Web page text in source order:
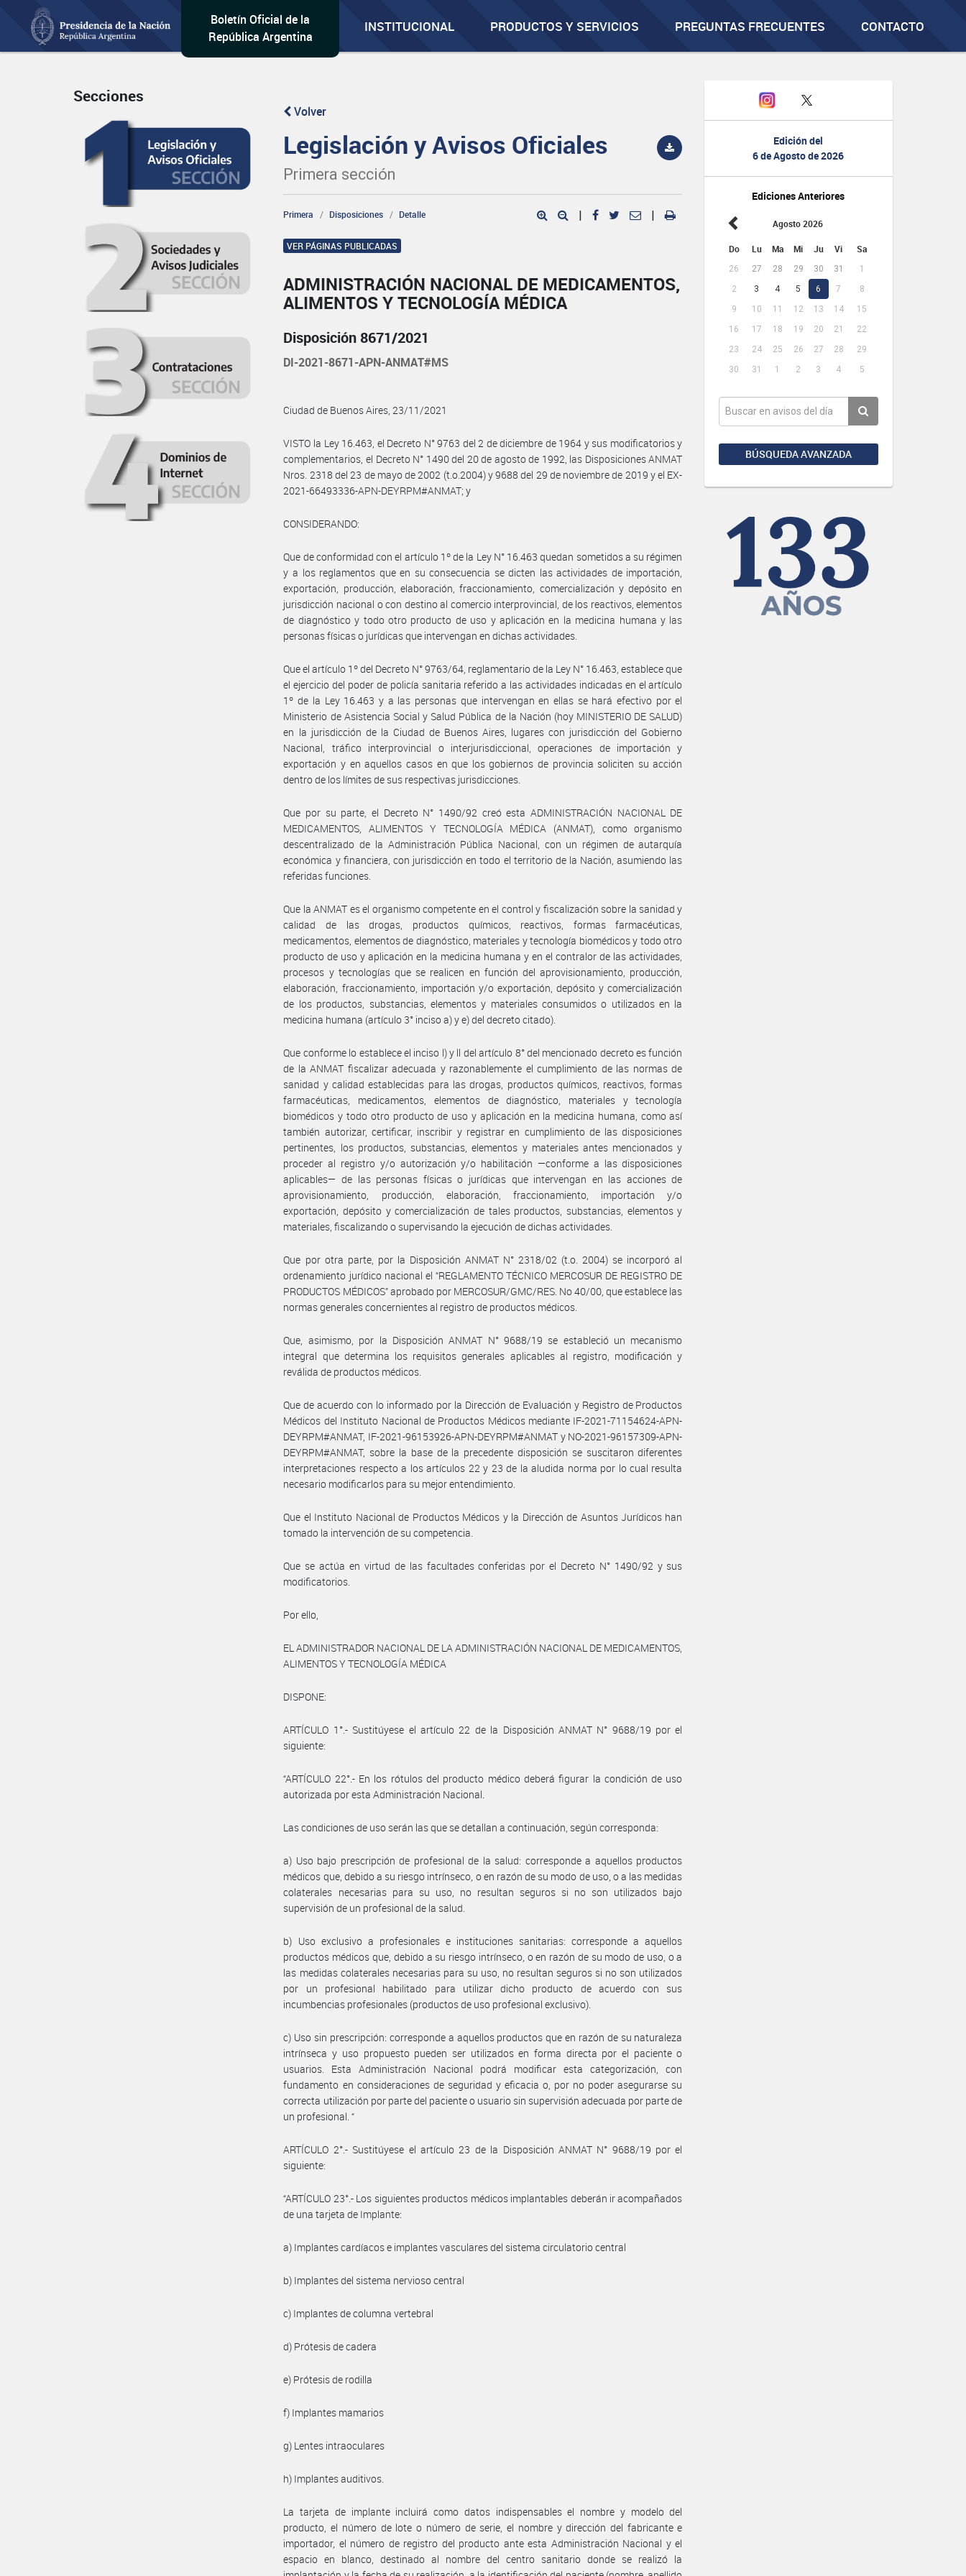
Boletín Oficial de la
República Argentina
INSTITUCIONAL PRODUCTOS Y SERVICIOS PREGUNTAS FRECUENTES CONTACTO
Edición del
6 de Agosto de 2026
Ediciones Anteriores
Agosto 2026
Do Lu Ma Mi Ju Vi Sa
26 27 28 29 30 31
1
2
3 4 5 6 7
8
9
10 11 12 13 14
15
16
17 18 19 20 21
22
23
24 25 26 27 28
29
30
31 1 2 3 4 5
BÚSQUEDA AVANZADA
Secciones
Volver
Legislación y Avisos Oficiales
Primera sección
Primera Disposiciones Detalle | |
VER PÁGINAS PUBLICADAS
ADMINISTRACIÓN NACIONAL DE MEDICAMENTOS,
ALIMENTOS Y TECNOLOGÍA MÉDICA
Disposición 8671/2021
DI-2021-8671-APN-ANMAT#MS
Ciudad de Buenos Aires, 23/11/2021
VISTO la Ley 16.463, el Decreto N° 9763 del 2 de diciembre de 1964 y sus modificatorios y
complementarios, el Decreto N° 1490 del 20 de agosto de 1992, las Disposiciones ANMAT
Nros. 2318 del 23 de mayo de 2002 (t.o.2004) y 9688 del 29 de noviembre de 2019 y el EX-
2021-66493336-APN-DEYRPM#ANMAT; y
CONSIDERANDO:
Que de conformidad con el artículo 1º de la Ley N° 16.463 quedan sometidos a su régimen
y a los reglamentos que en su consecuencia se dicten las actividades de importación,
exportación, producción, elaboración, fraccionamiento, comercialización y depósito en
jurisdicción nacional o con destino al comercio interprovincial, de los reactivos, elementos
de diagnóstico y todo otro producto de uso y aplicación en la medicina humana y las
personas físicas o jurídicas que intervengan en dichas actividades.
Que el artículo 1º del Decreto N° 9763/64, reglamentario de la Ley N° 16.463, establece que
el ejercicio del poder de policía sanitaria referido a las actividades indicadas en el artículo
1º de la Ley 16.463 y a las personas que intervengan en ellas se hará efectivo por el
Ministerio de Asistencia Social y Salud Pública de la Nación (hoy MINISTERIO DE SALUD)
en la jurisdicción de la Ciudad de Buenos Aires, lugares con jurisdicción del Gobierno
Nacional, tráfico interprovincial o interjurisdiccional, operaciones de importación y
exportación y en aquellos casos en que los gobiernos de provincia soliciten su acción
dentro de los límites de sus respectivas jurisdicciones.
Que por su parte, el Decreto N° 1490/92 creó esta ADMINISTRACIÓN NACIONAL DE
MEDICAMENTOS, ALIMENTOS Y TECNOLOGÍA MÉDICA (ANMAT), como organismo
descentralizado de la Administración Pública Nacional, con un régimen de autarquía
económica y financiera, con jurisdicción en todo el territorio de la Nación, asumiendo las
referidas funciones.
Que la ANMAT es el organismo competente en el control y fiscalización sobre la sanidad y
calidad de las drogas, productos químicos, reactivos, formas farmacéuticas,
medicamentos, elementos de diagnóstico, materiales y tecnología biomédicos y todo otro
producto de uso y aplicación en la medicina humana y en el contralor de las actividades,
procesos y tecnologías que se realicen en función del aprovisionamiento, producción,
elaboración, fraccionamiento, importación y/o exportación, depósito y comercialización
de los productos, substancias, elementos y materiales consumidos o utilizados en la
medicina humana (artículo 3° inciso a) y e) del decreto citado).
Que conforme lo establece el inciso l) y ll del artículo 8° del mencionado decreto es función
de la ANMAT fiscalizar adecuada y razonablemente el cumplimiento de las normas de
sanidad y calidad establecidas para las drogas, productos químicos, reactivos, formas
farmacéuticas, medicamentos, elementos de diagnóstico, materiales y tecnología
biomédicos y todo otro producto de uso y aplicación en la medicina humana, como así
también autorizar, certificar, inscribir y registrar en cumplimiento de las disposiciones
pertinentes, los productos, substancias, elementos y materiales antes mencionados y
proceder al registro y/o autorización y/o habilitación —conforme a las disposiciones
aplicables— de las personas físicas o jurídicas que intervengan en las acciones de
aprovisionamiento, producción, elaboración, fraccionamiento, importación y/o
exportación, depósito y comercialización de tales productos, substancias, elementos y
materiales, fiscalizando o supervisando la ejecución de dichas actividades.
Que por otra parte, por la Disposición ANMAT N° 2318/02 (t.o. 2004) se incorporó al
ordenamiento jurídico nacional el “REGLAMENTO TÉCNICO MERCOSUR DE REGISTRO DE
PRODUCTOS MÉDICOS” aprobado por MERCOSUR/GMC/RES. No 40/00, que establece las
normas generales concernientes al registro de productos médicos.
Que, asimismo, por la Disposición ANMAT N° 9688/19 se estableció un mecanismo
integral que determina los requisitos generales aplicables al registro, modificación y
reválida de productos médicos.
Que de acuerdo con lo informado por la Dirección de Evaluación y Registro de Productos
Médicos del Instituto Nacional de Productos Médicos mediante IF-2021-71154624-APN-
DEYRPM#ANMAT, IF-2021-96153926-APN-DEYRPM#ANMAT y NO-2021-96157309-APN-
DEYRPM#ANMAT, sobre la base de la precedente disposición se suscitaron diferentes
interpretaciones respecto a los artículos 22 y 23 de la aludida norma por lo cual resulta
necesario modificarlos para su mejor entendimiento.
Que el Instituto Nacional de Productos Médicos y la Dirección de Asuntos Jurídicos han
tomado la intervención de su competencia.
Que se actúa en virtud de las facultades conferidas por el Decreto N° 1490/92 y sus
modificatorios.
Por ello,
EL ADMINISTRADOR NACIONAL DE LA ADMINISTRACIÓN NACIONAL DE MEDICAMENTOS,
ALIMENTOS Y TECNOLOGÍA MÉDICA
DISPONE:
ARTÍCULO 1°.- Sustitúyese el artículo 22 de la Disposición ANMAT N° 9688/19 por el
siguiente:
“ARTÍCULO 22°.- En los rótulos del producto médico deberá figurar la condición de uso
autorizada por esta Administración Nacional.
Las condiciones de uso serán las que se detallan a continuación, según corresponda:
a) Uso bajo prescripción de profesional de la salud: corresponde a aquellos productos
médicos que, debido a su riesgo intrínseco, o en razón de su modo de uso, o a las medidas
colaterales necesarias para su uso, no resultan seguros si no son utilizados bajo
supervisión de un profesional de la salud.
b) Uso exclusivo a profesionales e instituciones sanitarias: corresponde a aquellos
productos médicos que, debido a su riesgo intrínseco, o en razón de su modo de uso, o a
las medidas colaterales necesarias para su uso, no resultan seguros si no son utilizados
por un profesional habilitado para utilizar dicho producto de acuerdo con sus
incumbencias profesionales (productos de uso profesional exclusivo).
c) Uso sin prescripción: corresponde a aquellos productos que en razón de su naturaleza
intrínseca y uso propuesto pueden ser utilizados en forma directa por el paciente o
usuarios. Esta Administración Nacional podrá modificar esta categorización, con
fundamento en consideraciones de seguridad y eficacia o, por no poder asegurarse su
correcta utilización por parte del paciente o usuario sin supervisión adecuada por parte de
un profesional. “
ARTÍCULO 2°.- Sustitúyese el artículo 23 de la Disposición ANMAT N° 9688/19 por el
siguiente:
“ARTÍCULO 23°.- Los siguientes productos médicos implantables deberán ir acompañados
de una tarjeta de Implante:
a) Implantes cardíacos e implantes vasculares del sistema circulatorio central
b) Implantes del sistema nervioso central
c) Implantes de columna vertebral
d) Prótesis de cadera
e) Prótesis de rodilla
f) Implantes mamarios
g) Lentes intraoculares
h) Implantes auditivos.
La tarjeta de implante incluirá como datos indispensables el nombre y modelo del
producto, el número de lote o número de serie, el nombre y dirección del fabricante e
importador, el número de registro del producto ante esta Administración Nacional y el
espacio en blanco, destinado al nombre del centro sanitario donde se realizó la